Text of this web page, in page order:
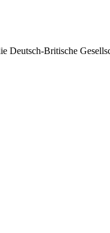
Deutsch-Britische